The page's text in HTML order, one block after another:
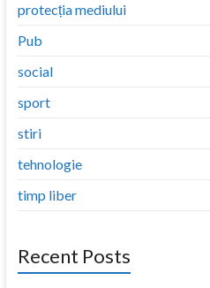
protecția mediului
Pub
social
sport
stiri
tehnologie
timp liber
Recent Posts